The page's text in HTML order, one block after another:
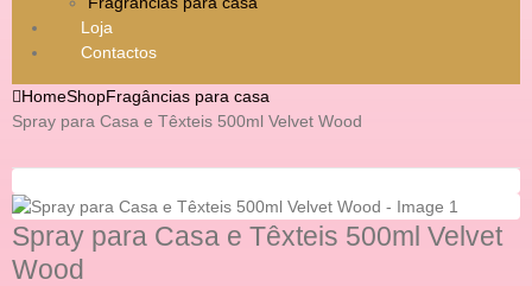
Loja
Contactos
HomeShopFragâncias para casa
Spray para Casa e Têxteis 500ml Velvet Wood
Spray para Casa e Têxteis 500ml Velvet
Wood